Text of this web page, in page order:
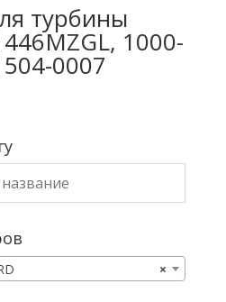
турбины
1000-
0007
×